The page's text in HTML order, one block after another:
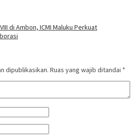
di Ambon, ICMI Maluku Perkuat
dipublikasikan. Ruas yang wajib ditandai *